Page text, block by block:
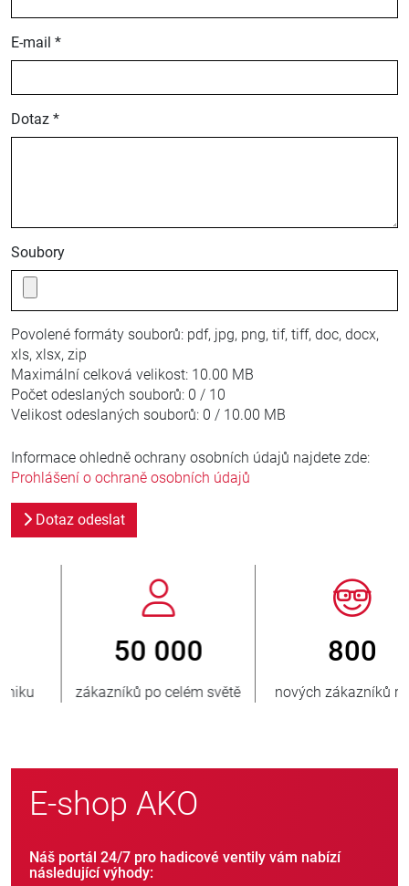
E-mail *
Dotaz *
Soubory
Povolené formáty souborů: pdf, jpg, png, tif, tiff, doc, docx,
xls, xlsx, zip
Maximální celková velikost: 10.00 MB
Počet odeslaných souborů: 0 / 10
Velikost odeslaných souborů: 0 / 10.00 MB
Informace ohledně ochrany osobních údajů najdete zde:
Prohlášení o ochraně osobních údajů
Dotaz odeslat
800
nových zákazníků ročně
> 3 500 000
prodaných jednotek
E-shop AKO
Náš portál 24/7 pro hadicové ventily vám nabízí
následující výhody: